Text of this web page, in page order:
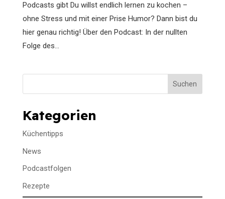
Podcasts gibt Du willst endlich lernen zu kochen –
ohne Stress und mit einer Prise Humor? Dann bist du
hier genau richtig! Über den Podcast: In der nullten
Folge des...
Suchen
Kategorien
Küchentipps
News
Podcastfolgen
Rezepte